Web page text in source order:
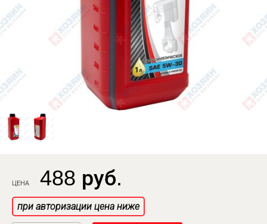
ЦЕНА 488 руб.
при авторизации цена ниже